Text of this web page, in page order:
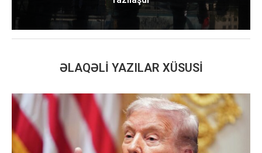
ƏLAQƏLI YAZILAR XÜSUSI